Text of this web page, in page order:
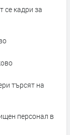
се кадри за
търсят на
персонал в